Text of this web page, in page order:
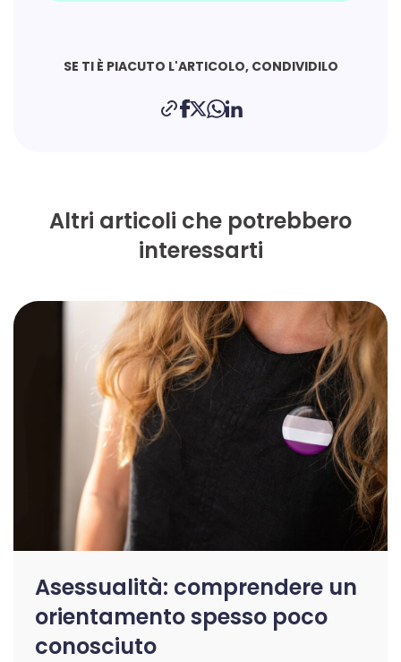
SE TI È PIACUTO L'ARTICOLO, CONDIVIDILO
Altri articoli che potrebbero
interessarti
Asessualità: comprendere un
orientamento spesso poco
conosciuto